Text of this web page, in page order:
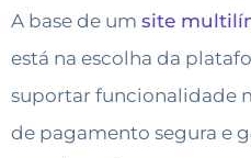
A base de um site
está na escolha da
suportar funcionalidade
de pagamento segura e